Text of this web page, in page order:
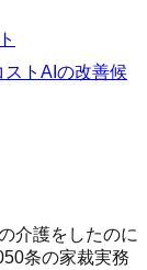
トAI の改善候
介護をしたのに
条の家裁実務